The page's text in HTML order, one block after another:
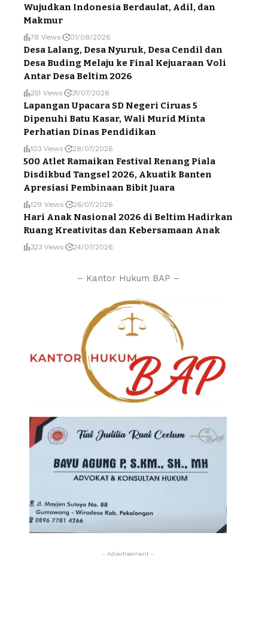
Wujudkan Indonesia Berdaulat, Adil, dan
Makmur
78 Views 01/08/2026
Desa Lalang, Desa Nyuruk, Desa Cendil dan
Desa Buding Melaju ke Final Kejuaraan Voli
Antar Desa Beltim 2026
251 Views 31/07/2026
Lapangan Upacara SD Negeri Ciruas 5
Dipenuhi Batu Kasar, Wali Murid Minta
Perhatian Dinas Pendidikan
103 Views 28/07/2026
500 Atlet Ramaikan Festival Renang Piala
Disdikbud Tangsel 2026, Akuatik Banten
Apresiasi Pembinaan Bibit Juara
129 Views 26/07/2026
Hari Anak Nasional 2026 di Beltim Hadirkan
Ruang Kreativitas dan Kebersamaan Anak
323 Views 24/07/2026
– Kantor Hukum BAP –
- Advertisement -